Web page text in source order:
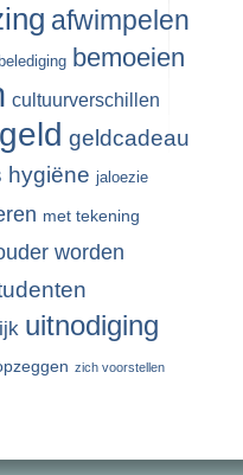
afwimpelen
belediging bemoeien
cultuurverschillen
geld geldcadeau
hygiëne jaloezie
met tekening
worden
uitnodiging
zich voorstellen